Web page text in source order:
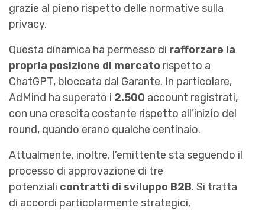
grazie al pieno rispetto delle normative sulla
privacy.
Questa dinamica ha permesso di rafforzare la
propria posizione di mercato rispetto a
ChatGPT, bloccata dal Garante. In particolare,
AdMind ha superato i 2.500 account registrati,
con una crescita costante rispetto all’inizio del
round, quando erano qualche centinaio.
Attualmente, inoltre, l’emittente sta seguendo il
processo di approvazione di tre
potenziali contratti di sviluppo B2B. Si tratta
di accordi particolarmente strategici,